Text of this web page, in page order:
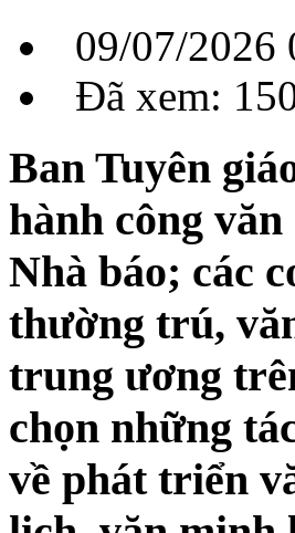
09/07/2026
Đã xem:
Ban Tuyên
hành công
Nhà báo; các
thường trú,
trung ương
chọn những
về phát triển